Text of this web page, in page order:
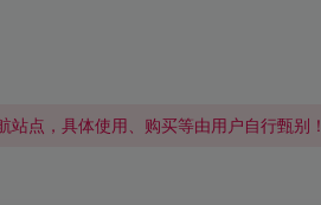
点，具体使用、购买等由用户自行甄别！
点，具体使用、购买等由用户自行甄别！